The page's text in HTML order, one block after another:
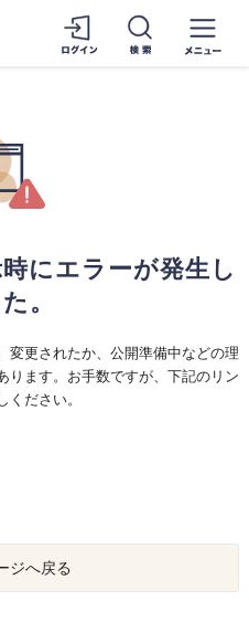
にエラーが発生し
。
変更されたか、公開準備中などの理
ります。お手数ですが、下記のリン
ください。
ジへ戻る